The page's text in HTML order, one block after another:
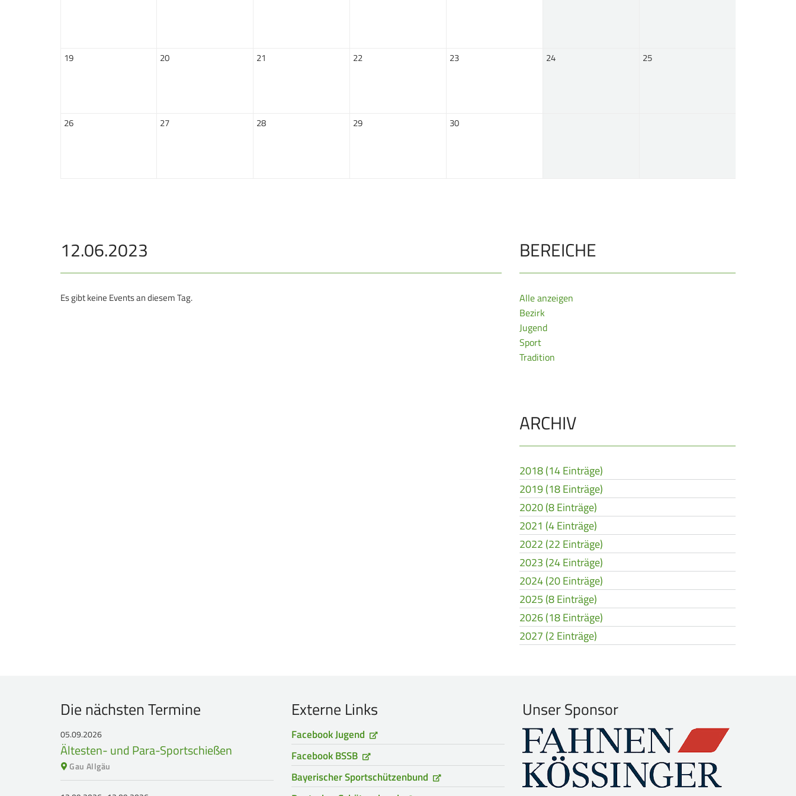
19 20 21 22 23 24 25
26 27 28 29 30
12.06.2023
Es gibt keine Events an diesem Tag.
BEREICHE
Alle anzeigen
Bezirk
Jugend
Sport
Tradition
ARCHIV
2018 (14 Einträge)
2019 (18 Einträge)
2020 (8 Einträge)
2021 (4 Einträge)
2022 (22 Einträge)
2023 (24 Einträge)
2024 (20 Einträge)
2025 (8 Einträge)
2026 (18 Einträge)
2027 (2 Einträge)
Die nächsten Termine
05.09.2026
Ältesten- und Para-Sportschießen
Gau Allgäu
Externe Links
Facebook Jugend
Facebook BSSB
Bayerischer Sportschützenbund
Unser Sponsor